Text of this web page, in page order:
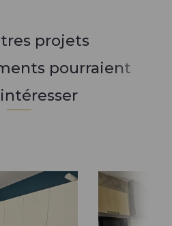
projets
pourraient